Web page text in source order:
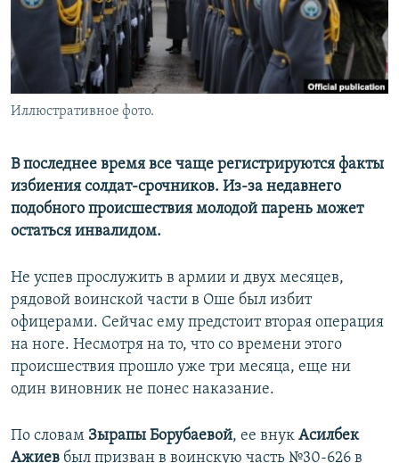
Иллюстративное фото.
В последнее время все чаще регистрируются факты
избиения солдат-срочников. Из-за недавнего
подобного происшествия молодой парень может
остаться инвалидом.
Не успев прослужить в армии и двух месяцев,
рядовой воинской части в Оше был избит
офицерами. Сейчас ему предстоит вторая операция
на ноге. Несмотря на то, что со времени этого
происшествия прошло уже три месяца, еще ни
один виновник не понес наказание.
По словам Зырапы Борубаевой, ее внук Асилбек
Ажиев был призван в воинскую часть №30-626 в